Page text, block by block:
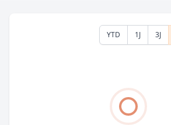
YTD 1J 3J